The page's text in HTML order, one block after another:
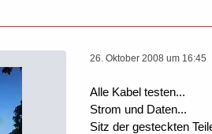
26. Oktober 2008 um 16:45
Alle Kabel testen...
Strom und Daten...
Sitz der gesteckten